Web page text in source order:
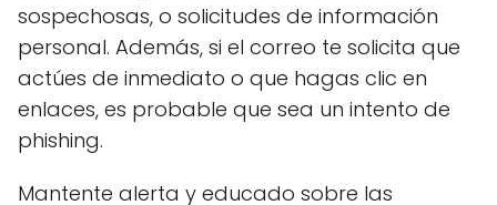
sospechosas, o solicitudes de información
personal. Además, si el correo te solicita que
actúes de inmediato o que hagas clic en
enlaces, es probable que sea un intento de
phishing.
Mantente alerta y educado sobre las